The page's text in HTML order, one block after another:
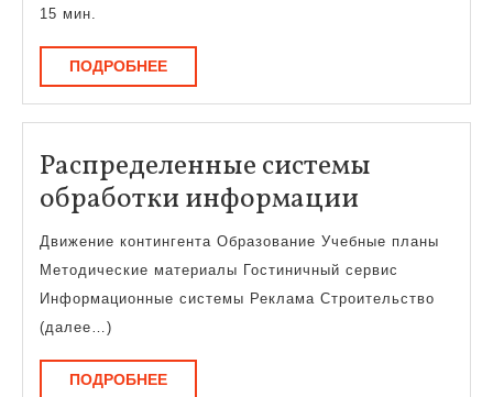
15 мин.
ПОДРОБНЕЕПОДРОБНЕЕ
Распределенные системы
обработки информации
системы
Движение контингента Образование Учебные планы
Методические материалы Гостиничный сервис
Информационные системы Реклама Строительство
(далее…)
ПОДРОБНЕЕПОДРОБНЕЕ